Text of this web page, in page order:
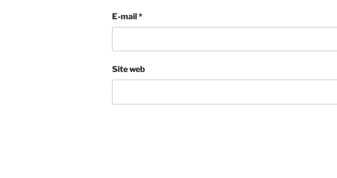
E-mail*
Site web